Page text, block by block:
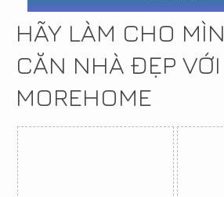
HÃY LÀM CHO
CĂN NHÀ ĐẸP VỚI
MOREHOME